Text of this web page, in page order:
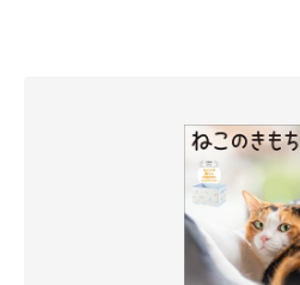
「生まれたばかりの子猫は、自分自
もまだうまくできません。とくに体
ルや湯たんぽなどをうまく使って体